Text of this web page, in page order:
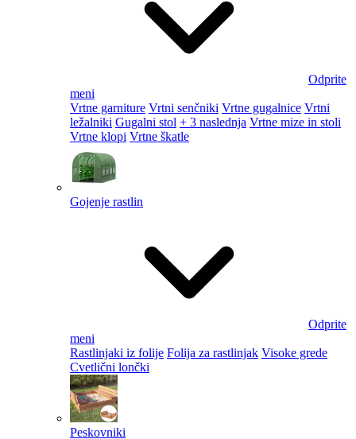
Odprite
meni
Vrtne garniture Vrtni senčniki Vrtne gugalnice Vrtni
ležalniki Gugalni stol + 3 naslednja Vrtne mize in stoli
Vrtne klopi Vrtne škatle
Gojenje rastlin
Odprite
meni
Rastlinjaki iz folije Folija za rastlinjak Visoke grede
Cvetlični lončki
Peskovniki